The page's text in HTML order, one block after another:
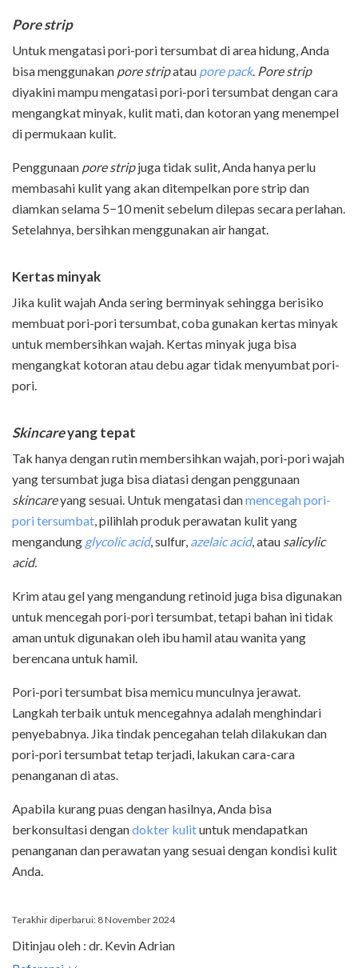
Pore strip
Untuk mengatasi pori-pori tersumbat di area hidung, Anda
bisa menggunakan pore stripatau pore pack. Pore strip
diyakini mampu mengatasi pori-pori tersumbat dengan cara
mengangkat minyak, kulit mati, dan kotoran yang menempel
di permukaan kulit.
Penggunaan pore stripjuga tidak sulit, Anda hanya perlu
membasahi kulit yang akan ditempelkan pore strip dan
diamkan selama 5−10 menit sebelum dilepas secara perlahan.
Setelahnya, bersihkan menggunakan air hangat.
Kertas minyak
Jika kulit wajah Anda sering berminyak sehingga berisiko
membuat pori-pori tersumbat, coba gunakan kertas minyak
untuk membersihkan wajah. Kertas minyak juga bisa
mengangkat kotoran atau debu agar tidak menyumbat pori-
pori.
Skincareyang tepat
Tak hanya dengan rutin membersihkan wajah, pori-pori wajah
yang tersumbat juga bisa diatasi dengan penggunaan
skincareyang sesuai. Untuk mengatasi danmencegah pori-
pori tersumbat , pilihlah produk perawatan kulit yang
mengandung glycolic acid, sulfur, azelaic acid, atau salicylic
acid.
Krim atau gel yang mengandung retinoid juga bisa digunakan
untuk mencegah pori-pori tersumbat, tetapi bahan ini tidak
aman untuk digunakan oleh ibu hamil atau wanita yang
berencana untuk hamil.
Pori-pori tersumbat bisa memicu munculnya jerawat.
Langkah terbaik untuk mencegahnya adalah menghindari
penyebabnya. Jika tindak pencegahan telah dilakukan dan
pori-pori tersumbat tetap terjadi, lakukan cara-cara
penanganan di atas.
Apabila kurang puas dengan hasilnya, Anda bisa
berkonsultasi dengandokter kulituntuk mendapatkan
penanganan dan perawatan yang sesuai dengan kondisi kulit
Anda.
Terakhir diperbarui: 8 November 2024